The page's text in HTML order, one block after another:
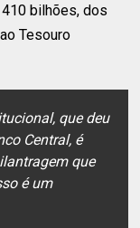
410 bilhões, dos
Tesouro
que deu
Central, é
que
é um